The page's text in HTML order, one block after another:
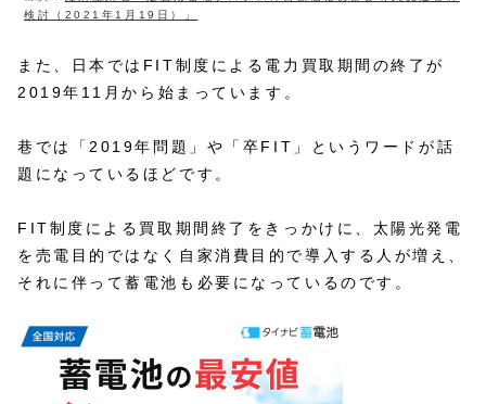
検討（2021年1月19日）」
また、日本ではFIT制度による電力買取期間の終了が
2019年11月から始まっています。
巷では「2019年問題」や「卒FIT」というワードが話
題になっているほどです。
FIT制度による買取期間終了をきっかけに、太陽光発電
を売電目的ではなく自家消費目的で導入する人が増え、
それに伴って蓄電池も必要になっているのです。